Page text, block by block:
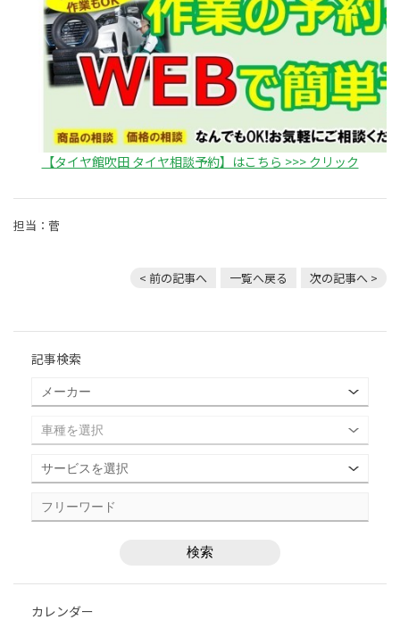
【タイヤ館吹田 タイヤ相談予約】はこちら >>> クリック
担当：菅
< 前の記事へ 一覧へ戻る 次の記事へ >
記事検索
カレンダー